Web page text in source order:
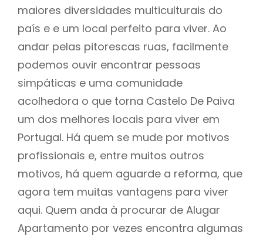
maiores diversidades multiculturais do
país e e um local perfeito para viver. Ao
andar pelas pitorescas ruas, facilmente
podemos ouvir encontrar pessoas
simpáticas e uma comunidade
acolhedora o que torna Castelo De Paiva
um dos melhores locais para viver em
Portugal. Há quem se mude por motivos
profissionais e, entre muitos outros
motivos, há quem aguarde a reforma, que
agora tem muitas vantagens para viver
aqui. Quem anda à procurar de Alugar
Apartamento por vezes encontra algumas